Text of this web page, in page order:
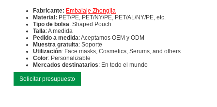
Fabricante: Embalaje Zhongjia
Material: PET/PE, PET/NY/PE, PET/AL/NY/PE, etc.
Tipo de bolsa: Shaped Pouch
Talla: A medida
Pedido a medida: Aceptamos OEM y ODM
Muestra gratuita: Soporte
Utilización: Face masks, Cosmetics, Serums, and others
Color: Personalizable
Mercados destinatarios: En todo el mundo
Solicitar presupuesto